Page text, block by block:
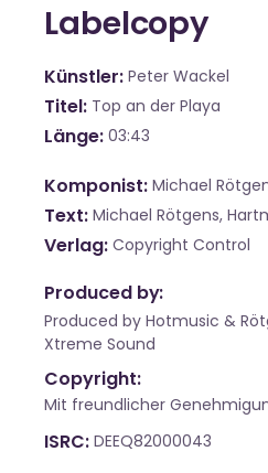
Labelcopy
Künstler Peter Wackel
Titel Top an der Playa
Länge 03:43
Komponist Michael
Text Michael Rötgens,
Verlag Copyright Control
Produced by:
Produced by Hotmusic &
Xtreme Sound
Copyright:
Mit freundlicher
ISRC DEEQ82000043